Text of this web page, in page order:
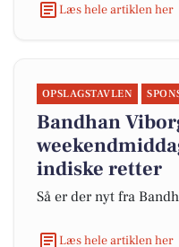
Læs hele artiklen her
OPSLAGSTAVLEN
Bandhan
indiske retter
Så er der nyt fra
Læs hele artiklen her